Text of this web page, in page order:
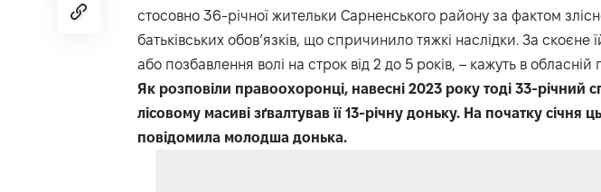
стосовно 36-річної жительки Сарненського району за фактом
батьківських обов’язків, що спричинило тяжкі наслідки. За
або позбавлення волі на строк від 2 до 5 років, – кажуть в обласній
Як розповіли правоохоронці, навесні 2023 року тоді 33-річний
лісовому масиві зґвалтував її 13-річну доньку. На початку січня
повідомила молодша донька.